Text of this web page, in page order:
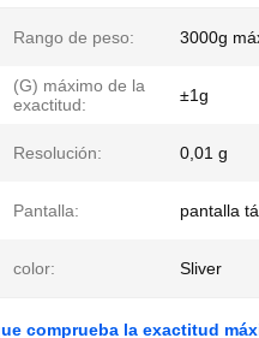
Rango de peso: 3000g
(G) máximo de la
exactitud:
±1g
Resolución: 0,01 g
Pantalla: pantalla
color: Sliver
comprueba la exactitud